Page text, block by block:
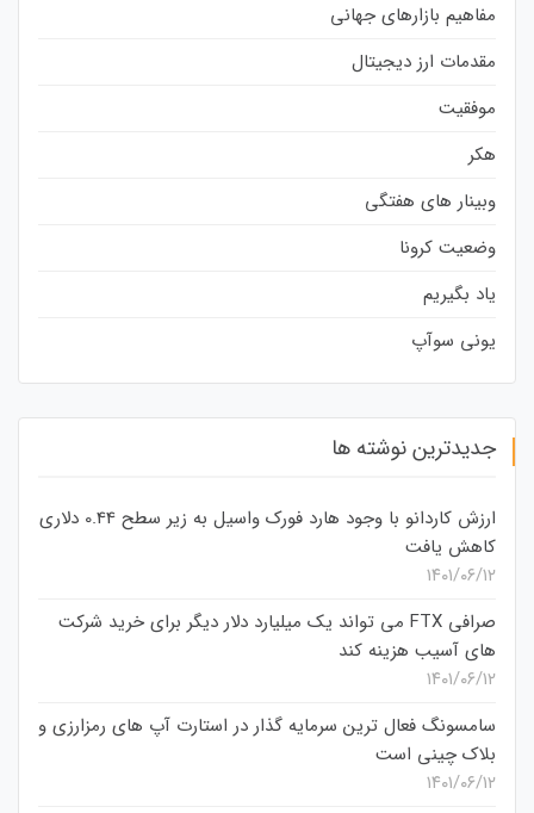
مفاهیم بازارهای جهانی
مقدمات ارز دیجیتال
موفقیت
هکر
وبینار های هفتگی
وضعیت کرونا
یاد بگیریم
یونی سوآپ
جدیدترین نوشته ها
ارزش کاردانو با وجود هارد فورک واسیل به زیر سطح 0.44 دلاری
کاهش یافت
۱۴۰۱/۰۶/۱۲
صرافی FTX می تواند یک میلیارد دلار دیگر برای خرید شرکت
های آسیب هزینه کند
۱۴۰۱/۰۶/۱۲
سامسونگ فعال‌ ترین سرمایه‌ گذار در استارت‌ آپ‌ های رمزارزی و
بلاک چینی است
۱۴۰۱/۰۶/۱۲